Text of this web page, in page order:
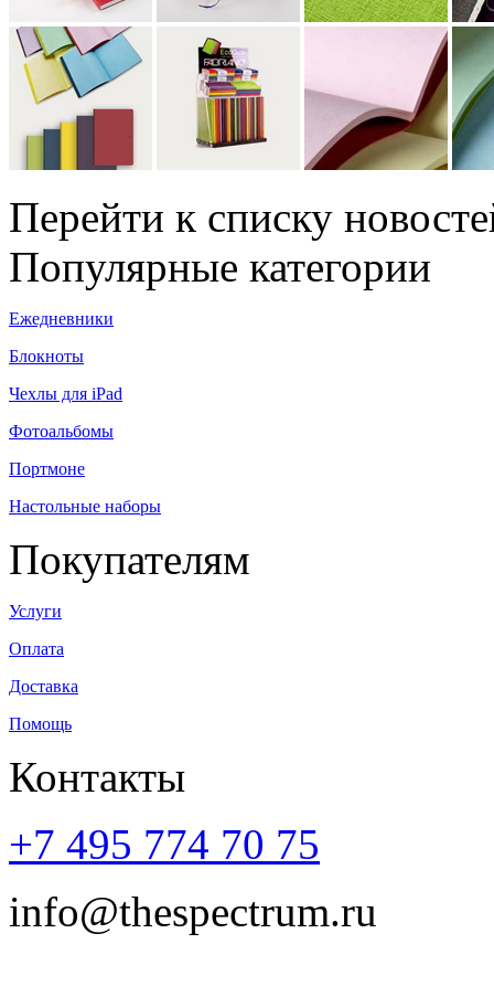
Перейти к списку
Популярные категории
Ежедневники
Блокноты
Чехлы для iPad
Фотоальбомы
Портмоне
Настольные наборы
Покупателям
Услуги
Оплата
Доставка
Помощь
Контакты
+7 495 774 70 75
info@thespectrum.ru